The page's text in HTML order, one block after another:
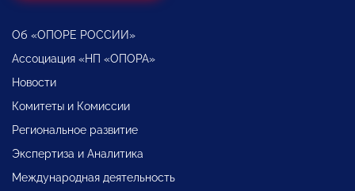
Об «ОПОРЕ РОССИИ»
Ассоциация «НП «ОПОРА»
Новости
Комитеты и Комиссии
Региональное развитие
Экспертиза и Аналитика
Международная деятельность